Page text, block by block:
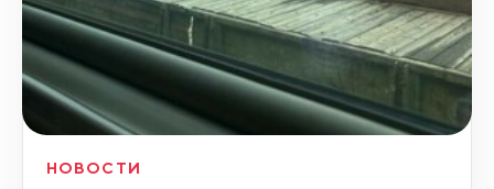
НОВОСТИ